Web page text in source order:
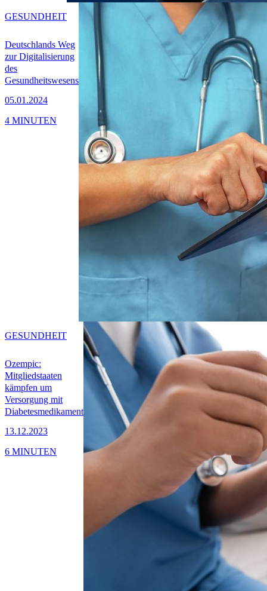
Deutschlands Weg
zur Digitalisierung
des
Gesundheitswesens
05.01.2024
GESUNDHEIT
4 MINUTEN
Ozempic:
Mitgliedstaaten
kämpfen um
Versorgung mit
Diabetesmedikament
13.12.2023
GESUNDHEIT
6 MINUTEN